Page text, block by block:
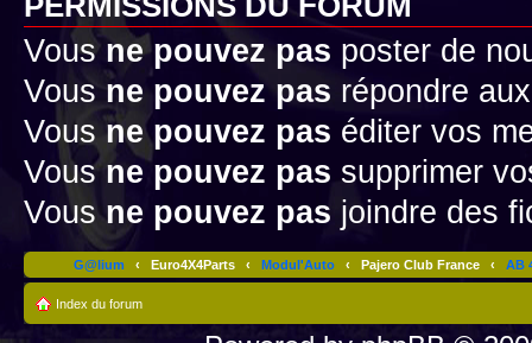
Vousne pouvez pas poster de
Vous ne pouvez pas répondre
Vousne pouvez pas éditer vos
Vousne pouvez pas supprimer
Vousne pouvez pas joindre des
G@lium ‹ Euro4X4Parts ‹ Modul'Auto ‹ Pajero Club France ‹ AB
Index du forum